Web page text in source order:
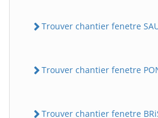
Trouver chantier fenetre
Trouver chantier fenetre
Trouver chantier fenetre